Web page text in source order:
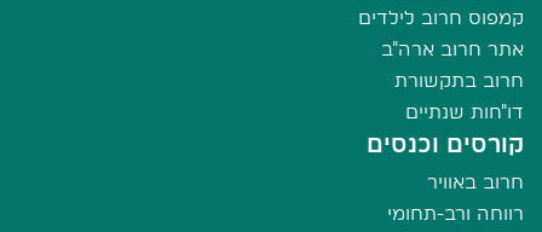
קמפוס חרוב לילדים
אתר חרוב ארה"ב
חרוב בתקשורת
דו"חות שנתיים
קורסים וכנסים
חרוב באוויר
רווחה ורב-תחומי